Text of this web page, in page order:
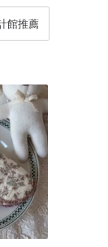
館推薦